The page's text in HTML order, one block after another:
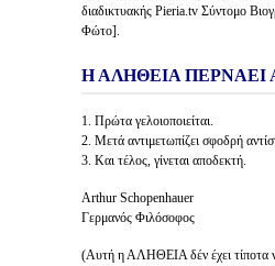
διαδικτυακής Pieria.tv Σύντομο
Φώτο].
Η ΑΛΗΘΕΙΑ ΠΕΡΝΑΕΙ
1. Πρώτα γελοιοποιείται.
2. Μετά αντιμετωπίζει σφοδρή
3. Και τέλος, γίνεται αποδεκτή.
Arthur Schopenhauer
Γερμανός Φιλόσοφος
(Αυτή η ΑΛΗΘΕΙΑ δέν έχει τίποτα